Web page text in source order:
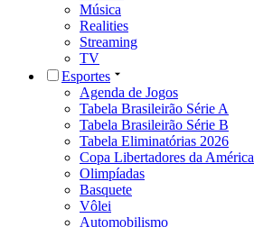
Música
Realities
Streaming
TV
Esportes
Agenda de Jogos
Tabela Brasileirão Série A
Tabela Brasileirão Série B
Tabela Eliminatórias 2026
Copa Libertadores da América
Olimpíadas
Basquete
Vôlei
Automobilismo